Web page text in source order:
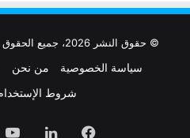
© حقوق النشر 2026، جميع الحقوق محفوظة |
سياسة الخصوصية من نحن
شروط
فيسبوكلينكدإن